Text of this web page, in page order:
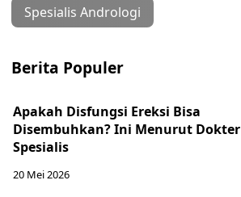
Spesialis Andrologi
Berita Populer
Apakah Disfungsi Ereksi Bisa
Disembuhkan? Ini Menurut Dokter
Spesialis
20 Mei 2026